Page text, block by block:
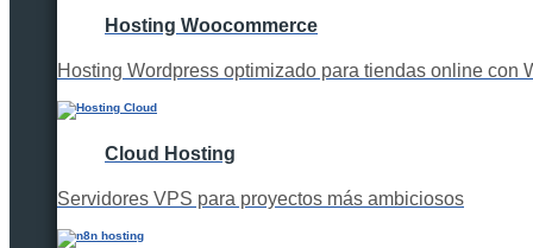
Hosting Woocommerce
Hosting Wordpress optimizado para tiendas online con
Cloud Hosting
Servidores VPS para proyectos más ambiciosos